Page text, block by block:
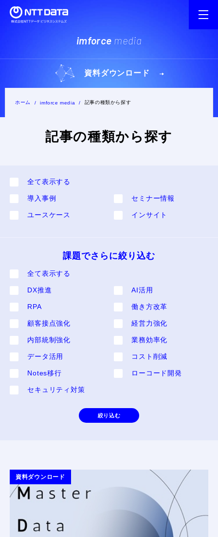
imforce media
資料ダウンロード
ホーム imforce media 記事の種類から探す
記事の種類から探す
全て表⽰する
導入事例 セミナー情報
ユースケース インサイト
課題でさらに絞り込む
全て表⽰する
DX推進 AI活用
RPA 働き方改革
顧客接点強化 経営力強化
内部統制強化 業務効率化
データ活用 コスト削減
Notes移行 ローコード開発
セキュリティ対策
絞り込む
資料ダウンロード